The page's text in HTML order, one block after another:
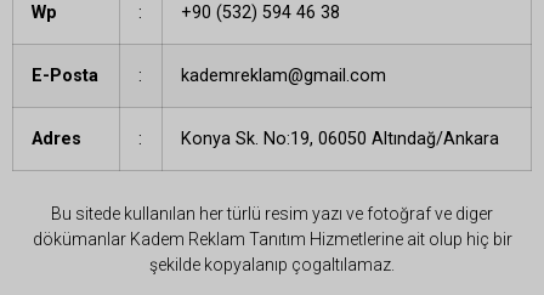
Wp : +90 (532) 594 46 38
E-Posta : kademreklam@gmail.com
Adres : Konya Sk. No:19, 06050 Altındağ/Ankara
Bu sitede kullanılan her türlü resim yazı ve fotoğraf ve diger
dökümanlar Kadem Reklam Tanıtım Hizmetlerine ait olup hiç bir
şekilde kopyalanıp çogaltılamaz.